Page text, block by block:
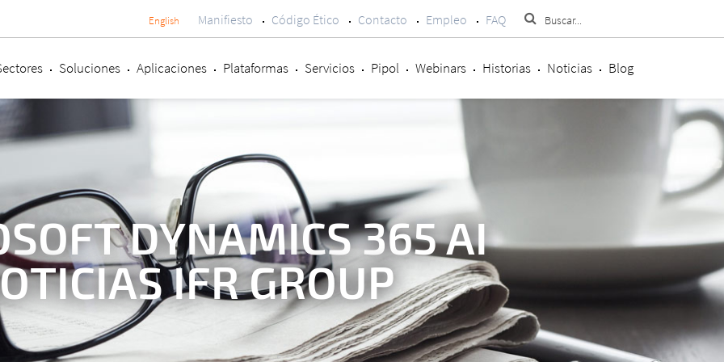
English
Menú
secundario
Manifiesto Código Ético Contacto Empleo FAQ
Soluciones Aplicaciones Plataformas Servicios Pipol Webinars Historias Noticias Blog
DYNAMICS 365 AI
IFR GROUP